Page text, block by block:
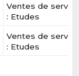
Ventes de
: Etudes
Ventes de
: Etudes